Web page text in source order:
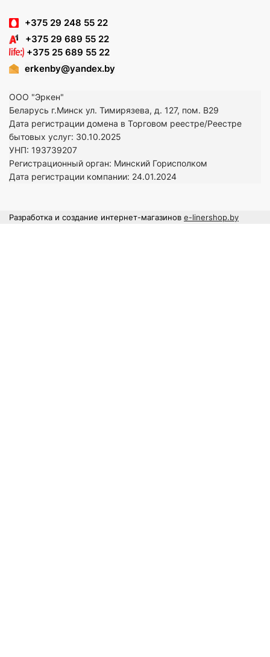
+375 29 248 55 22
+375 29 689 55 22
+375 25 689 55 22
erkenby@yandex.by
ООО "Эркен"
Беларусь г.Минск ул. Тимирязева, д. 127, пом. В29
Дата регистрации домена в Торговом реестре/Реестре
бытовых услуг: 30.10.2025
УНП: 193739207
Регистрационный орган: Минский Горисполком
Дата регистрации компании: 24.01.2024
Разработка и создание интернет-магазинов e-linershop.by